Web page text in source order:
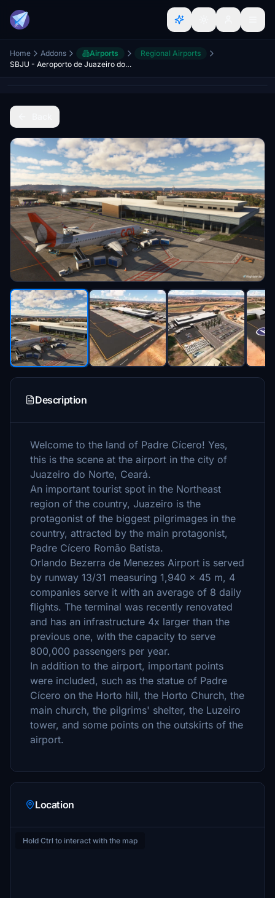
Home Addons Airports
Regional Airports
SBJU - Aeroporto de Juazeiro do Norte/CE
Description
Welcome to the land of Padre Cícero! Yes,
this is the scene at the airport in the city of
Juazeiro do Norte, Ceará.
An important tourist spot in the Northeast
region of the country, Juazeiro is the
protagonist of the biggest pilgrimages in the
country, attracted by the main protagonist,
Padre Cícero Romão Batista.
Orlando Bezerra de Menezes Airport is served
by runway 13/31 measuring 1,940 x 45 m, 4
companies serve it with an average of 8 daily
flights. The terminal was recently renovated
and has an infrastructure 4x larger than the
previous one, with the capacity to serve
800,000 passengers per year.
In addition to the airport, important points
were included, such as the statue of Padre
Cícero on the Horto hill, the Horto Church, the
main church, the pilgrims' shelter, the Luzeiro
tower, and some points on the outskirts of the
airport.
Location
Hold Ctrl to interact with the map